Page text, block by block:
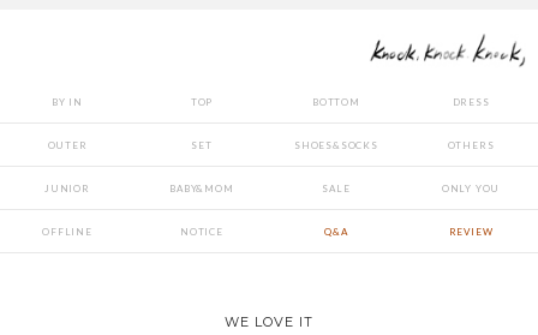
BY IN TOP BOTTOM DRESS
OUTER SET SHOES&SOCKS OTHERS
JUNIOR BABY&MOM SALE ONLY YOU
OFFLINE NOTICE Q&A REVIEW
WE LOVE IT